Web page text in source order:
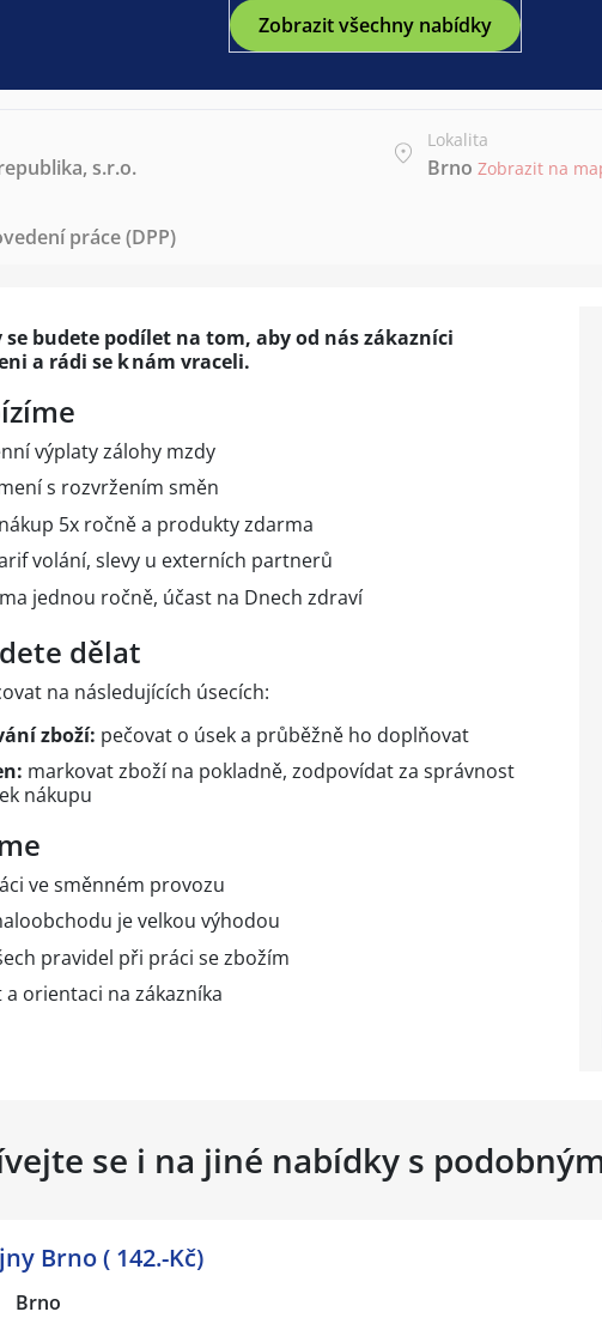
Zobrazit všechny nabídky
s.r.o.
Lokalita
Brno Zobrazit na
práce (DPP)
se budete podílet na tom, aby od nás zákazníci
a rádi se k nám vraceli.
výplaty zálohy mzdy
s rozvržením směn
5x ročně a produkty zdarma
volání, slevy u externích partnerů
jednou ročně, účast na Dnech zdraví
dělat
na následujících úsecích:
zboží: pečovat o úsek a průběžně ho doplňovat
markovat zboží na pokladně, zodpovídat za správnost
nákupu
ve směnném provozu
je velkou výhodou
pravidel při práci se zbožím
orientaci na zákazníka
se i na jiné nabídky s
Brno ( 142.-Kč)
Brno